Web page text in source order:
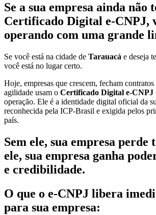
Se a sua empresa ainda não
Certificado Digital e-CNPJ,
operando com uma grande
Se você está na cidade de Tarauacá e deseja
você está no lugar certo.
Hoje, empresas que crescem, fecham
agilidade usam o Certificado Digital e-CNPJ
operação. Ele é a identidade digital oficial da
reconhecida pela ICP-Brasil e exigida pelos
país.
Sem ele, sua empresa perde
ele, sua empresa ganha
e credibilidade.
O que o e-CNPJ libera
para sua empresa: